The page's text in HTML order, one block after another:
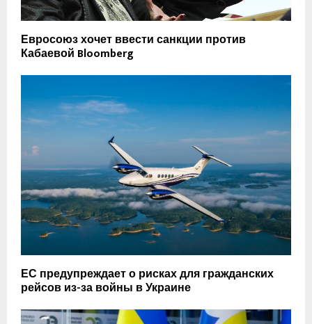
Евросоюз хочет ввести санкции против
Кабаевой Bloomberg
ЕС предупреждает о рисках для гражданских
рейсов из-за войны в Украине